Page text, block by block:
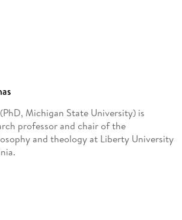
Michigan State University) is
professor and chair of the
and theology at Liberty University